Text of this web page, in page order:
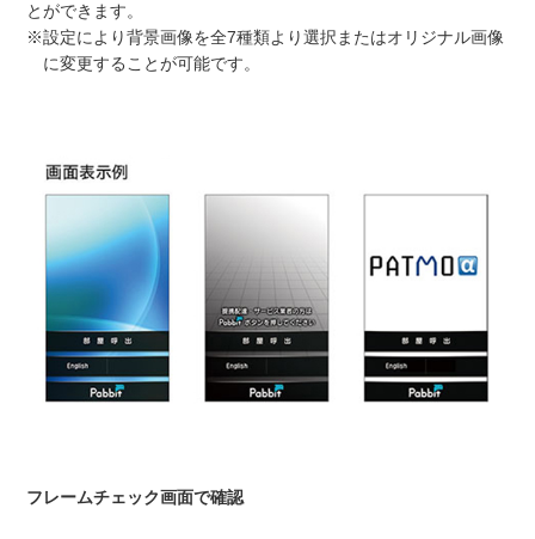
とができます。
※設定により背景画像を全7種類より選択またはオリジナル画像
に変更することが可能です。
フレームチェック画面で確認